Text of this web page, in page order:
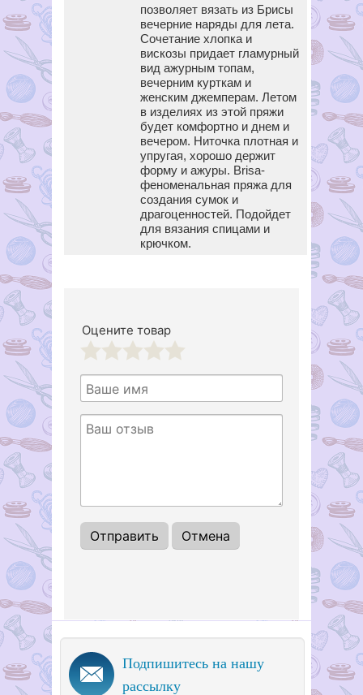
позволяет вязать из Брисы
вечерние наряды для лета.
Сочетание хлопка и
вискозы придает гламурный
вид ажурным топам,
вечерним курткам и
женским джемперам. Летом
в изделиях из этой пряжи
будет комфортно и днем и
вечером. Ниточка плотная и
упругая, хорошо держит
форму и ажуры. Brisa-
феноменальная пряжа для
создания сумок и
драгоценностей. Подойдет
для вязания спицами и
крючком.
Оцените товар
Подпишитесь на нашу
рассылку